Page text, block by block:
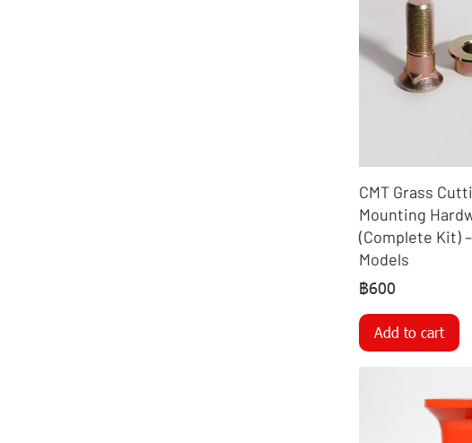
CMT Grass
Mounting
(Complete Kit)
Models
฿600
Add to cart